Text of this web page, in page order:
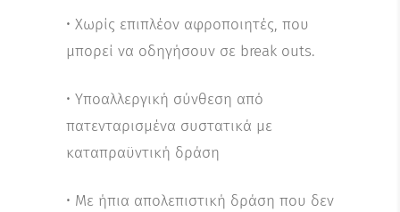
• Χωρίς επιπλέον αφροποιητές, που
μπορεί να οδηγήσουν σε break outs.
• Υποαλλεργική σύνθεση από
πατενταρισμένα συστατικά με
καταπραϋντική δράση
• Με ήπια απολεπιστική δράση που δεν